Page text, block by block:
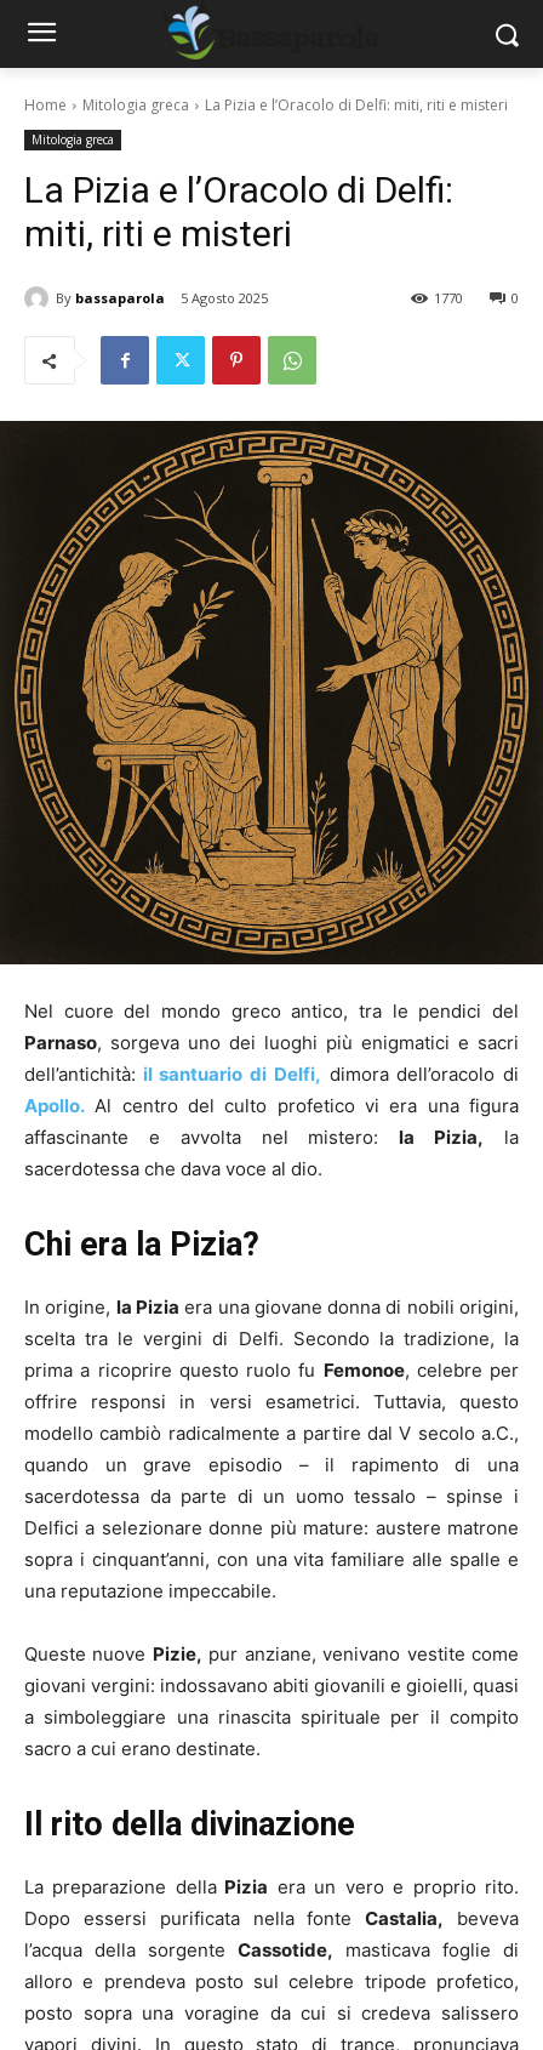
Home Mitologia greca La Pizia e l’Oracolo di Delfi: miti, riti e misteri
Mitologia greca
La Pizia e l’Oracolo di Delfi:
miti, riti e misteri
By bassaparola 5 Agosto 2025 0
1770
Nel cuore del mondo greco antico, tra le pendici del
Parnaso, sorgeva uno dei luoghi più enigmatici e sacri
dell’antichità: il santuario di Delfi, dimora dell’oracolo di
Apollo. Al centro del culto profetico vi era una figura
affascinante e avvolta nel mistero:la Pizia, la
sacerdotessa che dava voce al dio.
Chi era la Pizia?
In origine, la Pizia era una giovane donna di nobili origini,
scelta tra le vergini di Delfi. Secondo la tradizione, la
prima a ricoprire questo ruolo fu Femonoe, celebre per
offrire responsi in versi esametrici. Tuttavia, questo
modello cambiò radicalmente a partire dal V secolo a.C.,
quando un grave episodio – il rapimento di una
sacerdotessa da parte di un uomo tessalo – spinse i
Delfici a selezionare donne più mature: austere matrone
sopra i cinquant’anni, con una vita familiare alle spalle e
una reputazione impeccabile.
Queste nuove Pizie, pur anziane, venivano vestite come
giovani vergini: indossavano abiti giovanili e gioielli, quasi
a simboleggiare una rinascita spirituale per il compito
sacro a cui erano destinate.
Il rito della divinazione
La preparazione dellaPizia era un vero e proprio rito.
Dopo essersi purificata nella fonteCastalia, beveva
l’acqua della sorgente Cassotide, masticava foglie di
alloro e prendeva posto sul celebre tripode profetico,
posto sopra una voragine da cui si credeva salissero
vapori divini. In questo stato di trance, pronunciava